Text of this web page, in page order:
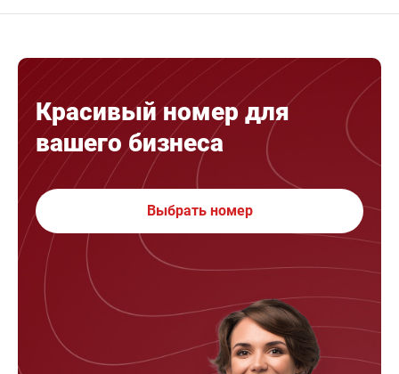
Красивый номер для
вашего бизнеса
Выбрать номер